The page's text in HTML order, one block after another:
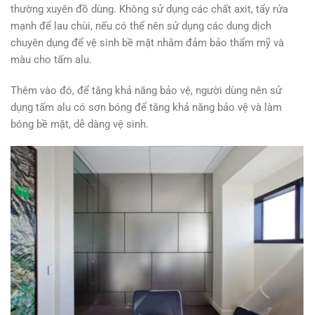
thường xuyên đồ dùng. Không sử dụng các chất axit, tẩy rửa
mạnh để lau chùi, nếu có thể nên sử dụng các dung dịch
chuyên dụng để vệ sinh bề mặt nhằm đảm bảo thẩm mỹ và
màu cho tấm alu.
Thêm vào đó, để tăng khả năng bảo vệ, người dùng nên sử
dụng tấm alu có sơn bóng để tăng khả năng bảo vệ và làm
bóng bề mặt, dễ dàng vệ sinh.